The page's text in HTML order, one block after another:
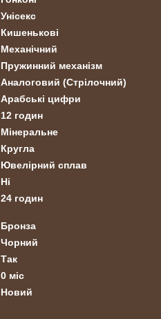
Унісекс
Кишенькові
Механічний
Пружинний механізм
Аналоговий (Стрілочний)
Арабські цифри
12 годин
Мінеральне
Кругла
Ювелірний сплав
Ні
24 годин
Бронза
Чорний
Так
0 міс
Новий